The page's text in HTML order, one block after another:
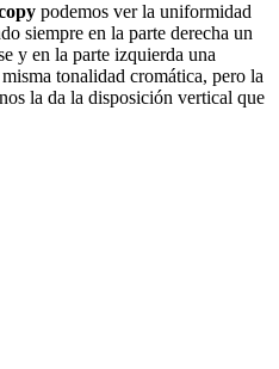
podemos ver la uniformidad
siempre en la parte derecha un
y en la parte izquierda una
tonalidad cromática, pero la
la da la disposición vertical que